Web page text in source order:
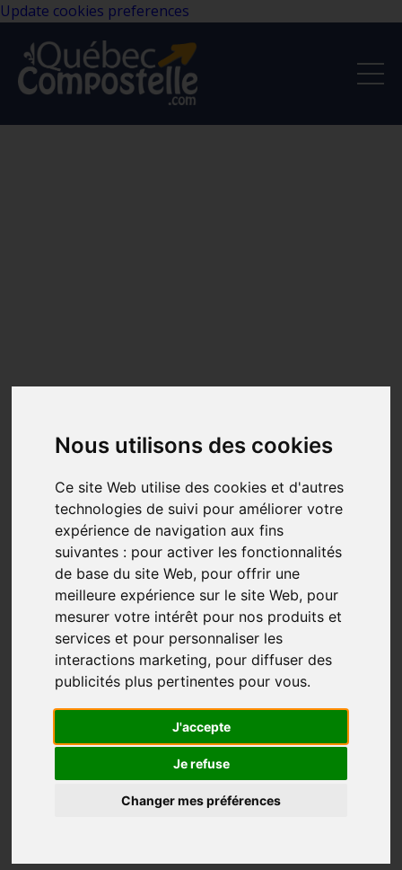
Nous utilisons des cookies
Ce site Web utilise des cookies et d'autres
technologies de suivi pour améliorer votre
expérience de navigation aux fins
suivantes : pour activer les fonctionnalités
de base du site Web, pour offrir une
meilleure expérience sur le site Web, pour
mesurer votre intérêt pour nos produits et
services et pour personnaliser les
interactions marketing, pour diffuser des
publicités plus pertinentes pour vous.
J'accepte
Je refuse
Changer mes préférences
Update cookies preferences
S'inspirer
Apr 16, 2026
S'initier à Compostelle: l'étape cruciale s’inspirer !
Dans notre exploration des étapes essentielles pour
vivre une aventure au Québec ou Compostelle
enrichissante, sécuritaire et mémorable, nous avons
précédemment souligné l'importance cruciale
s'informer(partie 1). Maintenant, nous plongeon